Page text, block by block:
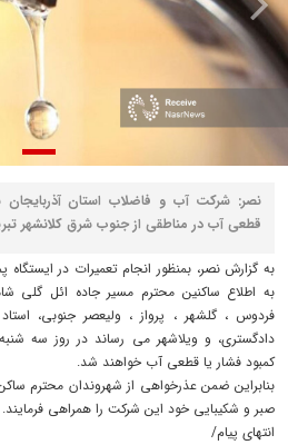
نصر: شرکت آب و فاضلاب استان
قطعی آب در مناطقی از جنوب شرق کلانشهر
به گزارش نصر، بمنظور انجام تعمیرات در ایستگاه
به اطلاع ساکنین محترم مسیر جاده ائل گلی
فردوس ، گلشهر ، پرواز ، ولیعصر جنوبی،
کمبود فشار یا قطعی آب خواهند شد.
بنابراین ضمن عذرخواهی از شهروندان محترم
صبر و شکیبایی خود این شرکت را همراهی فرمایند.
انتهای پیام/